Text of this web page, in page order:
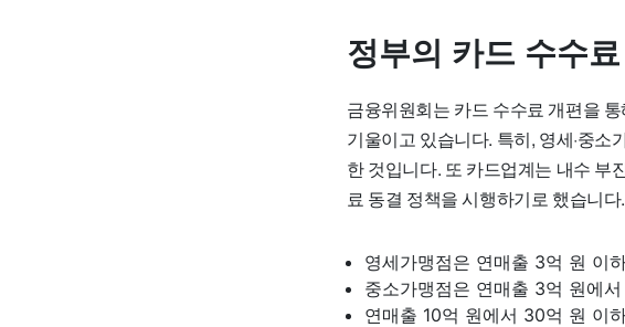
정부의 카드 수수
금융위원회는 카드 수수료 개편을
기울이고 있습니다. 특히, 영세·중
한 것입니다. 또 카드업계는 내수 부
료 동결 정책을 시행하기로 했습니다.
영세가맹점은 연매출 3억 원 이
중소가맹점은 연매출 3억 원에
연매출 10억 원에서 30억 원 이